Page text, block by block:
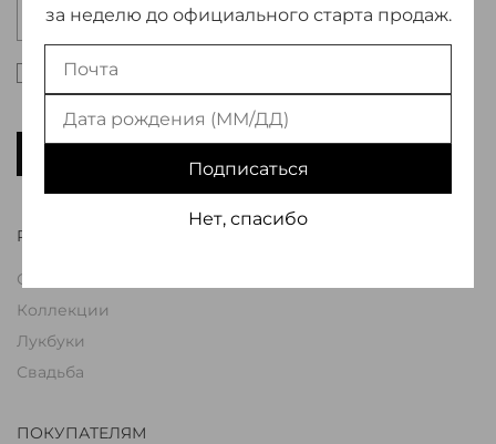
RASARIO
О Бренде
Коллекции
Лукбуки
Свадьба
ПОКУПАТЕЛЯМ
Настоящим подтверждаю, что я ознакомлен и
за неделю до официального старта продаж.
Подписаться
Нет, спасибо